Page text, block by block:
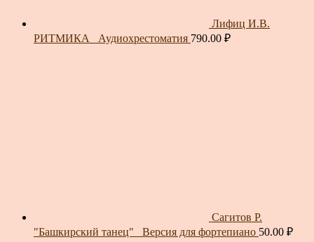
Лифиц И.В.
РИТМИКА_ Аудиохрестоматия 790.00 ₽
Сагитов Р.
"Башкирский танец"_ Версия для фортепиано 50.00 ₽